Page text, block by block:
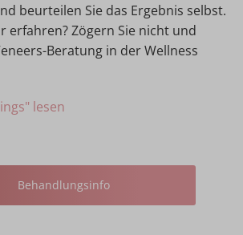
beurteilen Sie das Ergebnis selbst.
erfahren? Zögern Sie nicht und
Beratung in der Wellness
lesen
Behandlungsinfo